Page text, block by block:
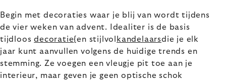
Begin met decoraties waar je blij van wordt tijdens
de vier weken van advent. Idealiter is de basis
tijdloosdecoratie{en stijlvol kandelaarsdie je elk
jaar kunt aanvullen volgens de huidige trends en
stemming. Ze voegen een vleugje pit toe aan je
interieur, maar geven je geen optische schok